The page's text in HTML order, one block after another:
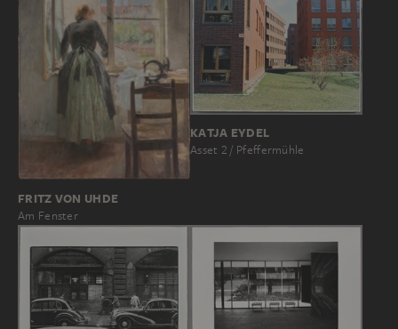
FRITZ VON UHDE
Am Fenster
KATJA EYDEL
Asset 2 / Pfeffermühle